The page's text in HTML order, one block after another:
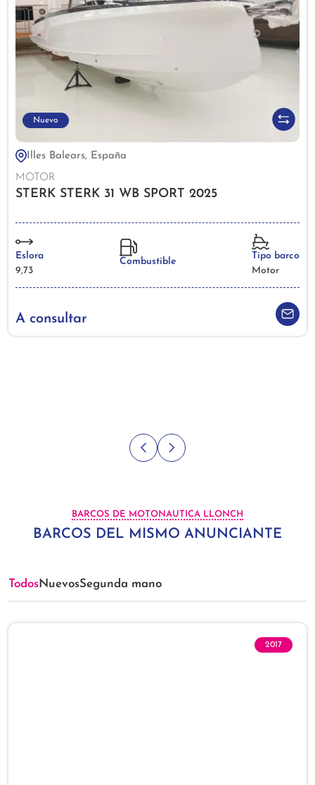
Nuevo
Illes Balears, España
MOTOR
STERK STERK 31 WB SPORT 2025
Eslora
9,73
Combustible
Tipo barco
Motor
A consultar
BARCOS DE MOTONAUTICA LLONCH
BARCOS DEL MISMO ANUNCIANTE
TodosNuevosSegunda mano
2017